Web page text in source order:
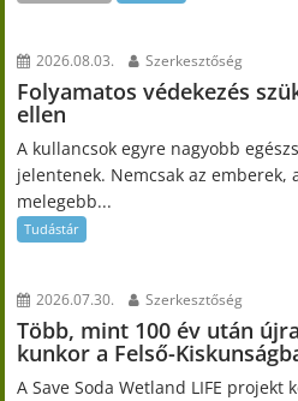
2026.08.03. Szerkesztőség
Folyamatos védekezés
ellen
A kullancsok egyre nagyobb
jelentenek. Nemcsak az emberek,
melegebb...
Tudástár
2026.07.30. Szerkesztőség
Több, mint 100 év után
kunkor a Felső-
A Save Soda Wetland LIFE projekt